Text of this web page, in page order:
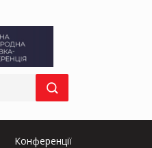
Конференції